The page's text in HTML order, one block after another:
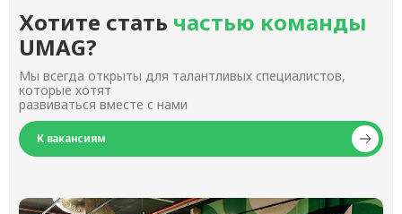
Хотите стать частью команды
UMAG?
Мы всегда открыты для талантливых специалистов,
которые хотят
развиваться вместе с нами
К вакансиям